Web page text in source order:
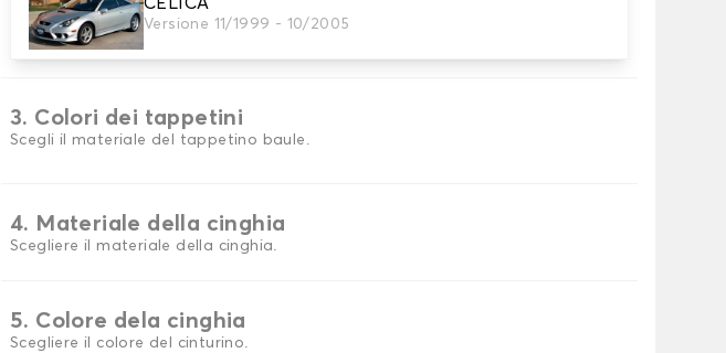
Versione 11/1999 - 10/2005
2. Materiale
scegli il materiale del tappetini per baule
3. Colori dei tappetini
Scegli il materiale del tappetino baule.
4. Materiale della cinghia
Scegliere il materiale della cinghia.
5. Colore dela cinghia
Scegliere il colore del cinturino.